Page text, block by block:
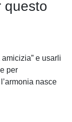
questo
e usarli
per
nasce